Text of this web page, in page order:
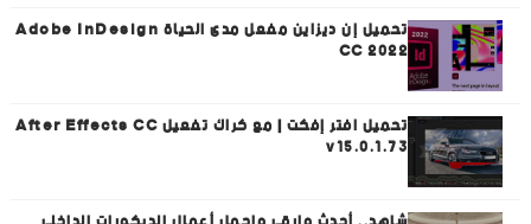
تحميل إن ديزاين مفعل مدى الحياة Adobe InDesign
CC 2022
تحميل افتر إفكت | مع كراك تفعيل After Effects CC
v15.0.1.73